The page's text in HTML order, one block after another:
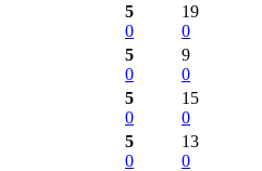
5
0
19
0
5
0
9
0
5
0
15
0
5
0
13
0